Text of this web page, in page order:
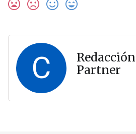
C
Partner